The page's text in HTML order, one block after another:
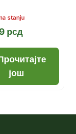
рсд
још